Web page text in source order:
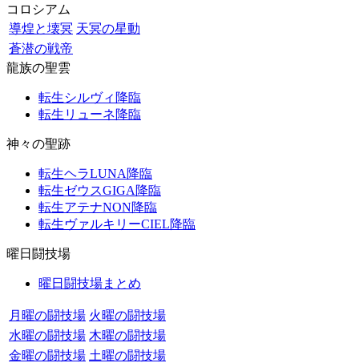
コロシアム
導煌と壊冥 天冥の星動
蒼潜の戦帝
龍族の聖雲
転生シルヴィ降臨
転生リューネ降臨
神々の聖跡
転生ヘラLUNA降臨
転生ゼウスGIGA降臨
転生アテナNON降臨
転生ヴァルキリーCIEL降臨
曜日闘技場
曜日闘技場まとめ
月曜の闘技場 火曜の闘技場
水曜の闘技場 木曜の闘技場
金曜の闘技場 土曜の闘技場